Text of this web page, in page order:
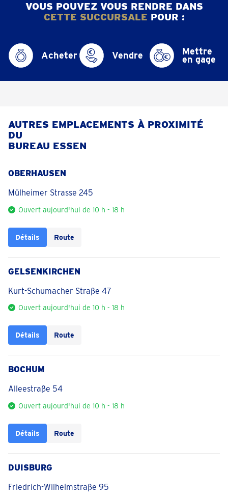
VOUS POUVEZ VOUS RENDRE DANS
CETTE SUCCURSALE POUR :
Acheter Vendre Mettre
en gage
AUTRES EMPLACEMENTS À PROXIMITÉ
DU
BUREAU ESSEN
OBERHAUSEN
Mülheimer Strasse 245
Ouvert aujourd'hui de 10 h - 18 h
Détails Route
GELSENKIRCHEN
Kurt-Schumacher Straße 47
Ouvert aujourd'hui de 10 h - 18 h
Détails Route
BOCHUM
Alleestraße 54
Ouvert aujourd'hui de 10 h - 18 h
Détails Route
DUISBURG
Friedrich-Wilhelmstraße 95